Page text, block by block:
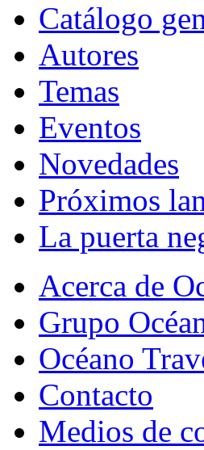
Catálogo
Autores
Temas
Eventos
Novedades
Próximos
La puerta
Acerca de
Grupo
Océano
Contacto
Medios de